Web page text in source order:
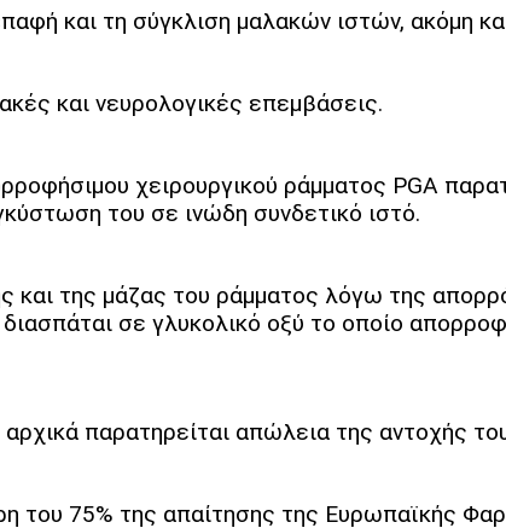
και τη σύγκλιση μαλακών ιστών, ακόμη
και νευρολογικές επεμβάσεις.
χειρουργικού ράμματος PGA
του σε ινώδη συνδετικό ιστό.
και της μάζας του ράμματος λόγω της
σε γλυκολικό οξύ το οποίο
παρατηρείται απώλεια της αντοχής
του 75% της απαίτησης της Ευρωπαϊκής